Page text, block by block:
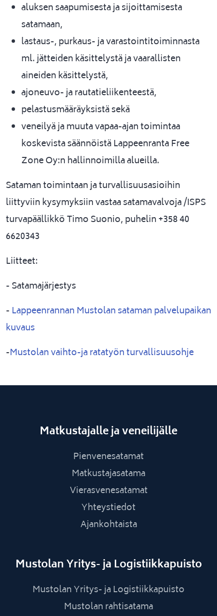
aluksen saapumisesta ja sijoittamisesta
satamaan,
lastaus-, purkaus- ja varastointitoiminnasta
ml. jätteiden käsittelystä ja vaarallisten
aineiden käsittelystä,
ajoneuvo- ja rautatieliikenteestä,
pelastusmääräyksistä sekä
veneilyä ja muuta vapaa-ajan toimintaa
koskevista säännöistä Lappeenranta Free
Zone Oy:n hallinnoimilla alueilla.
Sataman toimintaan ja turvallisuusasioihin
liittyviin kysymyksiin vastaa satamavalvoja /ISPS
turvapäällikkö Timo Suonio, puhelin +358 40
6620343
Liitteet:
-Satamajärjestys
-Lappeenrannan Mustolan sataman palvelupaikan
kuvaus
-Mustolan vaihto-ja ratatyön turvallisuusohje
Matkustajalle ja veneilijälle
Pienvenesatamat
Matkustajasatama
Vierasvenesatamat
Yhteystiedot
Ajankohtaista
Mustolan Yritys- ja Logistiikkapuisto
Mustolan Yritys- ja Logistiikkapuisto
Mustolan rahtisatama